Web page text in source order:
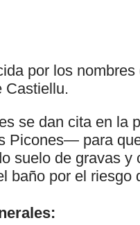
por los
Castiellu.
se dan cita en
Picones— para
suelo de gravas
baño por el riesgo